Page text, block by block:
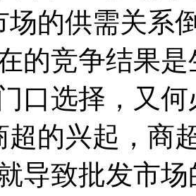
供需关系倒
的竞争结果
口选择，又
兴起，商超
导致批发市